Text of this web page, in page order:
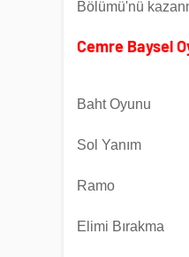
Bölümü'nü
Cemre Baysel
Baht Oyunu
Sol Yanım
Ramo
Elimi Bırakma